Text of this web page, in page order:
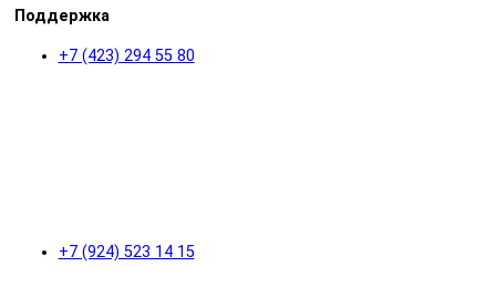
Поддержка
+7 (423) 294 55 80
+7 (924) 523 14 15